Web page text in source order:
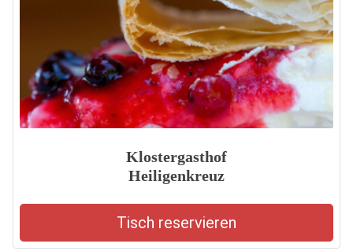
Klostergasthof
Heiligenkreuz
Tisch reservieren